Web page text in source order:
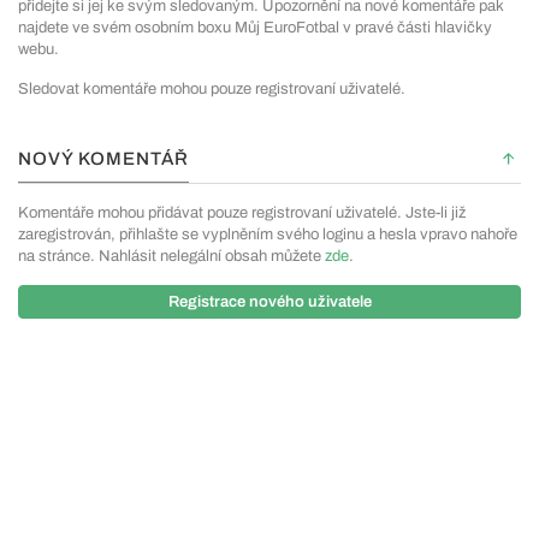
přidejte si jej ke svým sledovaným. Upozornění na nové komentáře pak
najdete ve svém osobním boxu Můj EuroFotbal v pravé části hlavičky
webu.
Sledovat komentáře mohou pouze registrovaní uživatelé.
NOVÝ KOMENTÁŘ
Komentáře mohou přidávat pouze registrovaní uživatelé. Jste-li již
zaregistrován, přihlašte se vyplněním svého loginu a hesla vpravo nahoře
na stránce. Nahlásit nelegální obsah můžete zde.
Registrace nového uživatele